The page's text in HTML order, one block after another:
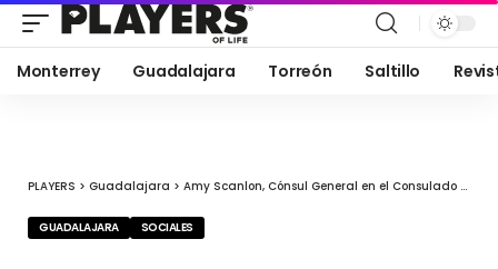
Monterrey Guadalajara Torreón Saltillo
PLAYERS > Guadalajara > Amy Scanlon, Cónsul General en el Consulado General de EUA en GDL lanza la primera bola en partido de Charros de Jalisco
GUADALAJARA SOCIALES